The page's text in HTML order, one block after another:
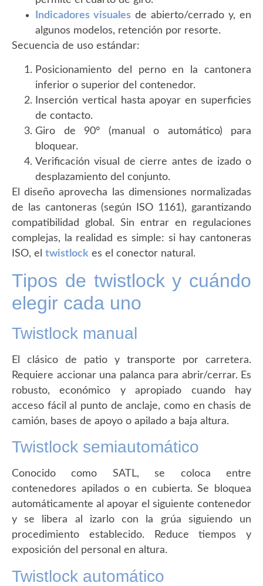
Indicadores visuales de abierto/cerrado y, en
algunos modelos, retención por resorte.
Secuencia de uso estándar:
Posicionamiento del perno en la cantonera
inferior o superior del contenedor.
Inserción vertical hasta apoyar en superficies
de contacto.
Giro de 90° (manual o automático) para
bloquear.
Verificación visual de cierre antes de izado o
desplazamiento del conjunto.
El diseño aprovecha las dimensiones normalizadas
de las cantoneras (según ISO 1161), garantizando
compatibilidad global. Sin entrar en regulaciones
complejas, la realidad es simple: si hay cantoneras
ISO, el twistlock es el conector natural.
Tipos de twistlock y cuándo
elegir cada uno
Twistlock manual
El clásico de patio y transporte por carretera.
Requiere accionar una palanca para abrir/cerrar. Es
robusto, económico y apropiado cuando hay
acceso fácil al punto de anclaje, como en chasis de
camión, bases de apoyo o apilado a baja altura.
Twistlock semiautomático
Conocido como SATL, se coloca entre
contenedores apilados o en cubierta. Se bloquea
automáticamente al apoyar el siguiente contenedor
y se libera al izarlo con la grúa siguiendo un
procedimiento establecido. Reduce tiempos y
exposición del personal en altura.
Twistlock automático